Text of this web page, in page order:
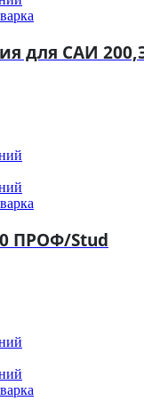
для САИ
ПРОФ/Stud